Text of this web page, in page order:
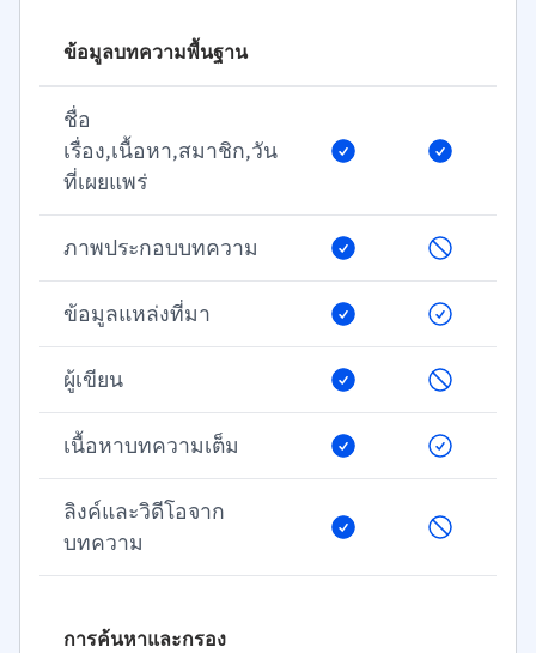
ข้อมูลบทความพื้นฐาน
ชื่อ
เรื่อง,เนื้อหา,สมาชิก,วัน
ที่เผยแพร่
ภาพประกอบบทความ
ข้อมูลแหล่งที่มา
ผู้เขียน
เนื้อหาบทความเต็ม
ลิงค์และวิดีโอจาก
บทความ
การค้นหาและกรอง